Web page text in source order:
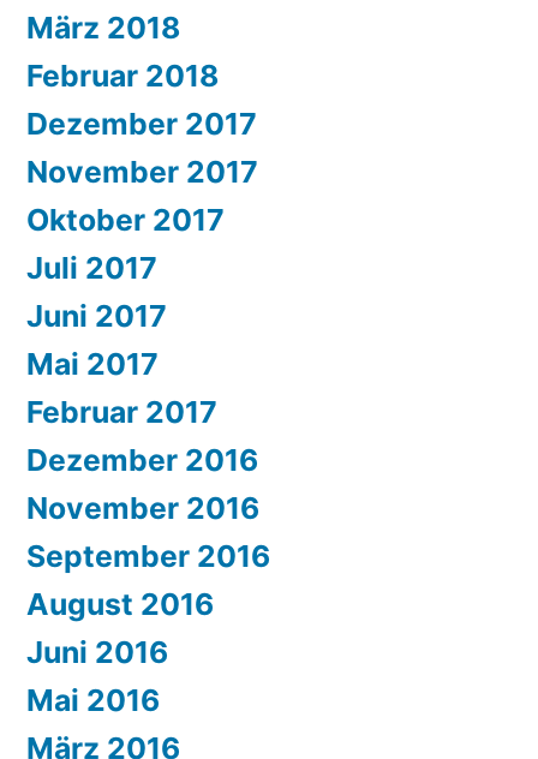
März 2018
Februar 2018
Dezember 2017
November 2017
Oktober 2017
Juli 2017
Juni 2017
Mai 2017
Februar 2017
Dezember 2016
November 2016
September 2016
August 2016
Juni 2016
Mai 2016
März 2016